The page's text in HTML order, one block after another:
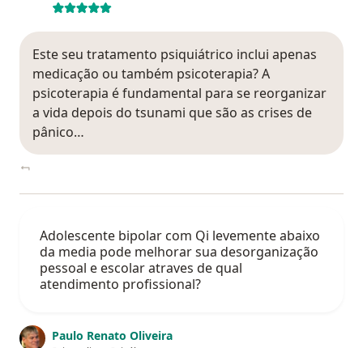
Este seu tratamento psiquiátrico inclui apenas
medicação ou também psicoterapia? A
psicoterapia é fundamental para se reorganizar
a vida depois do tsunami que são as crises de
pânico…
Adolescente bipolar com Qi levemente abaixo
da media pode melhorar sua desorganização
pessoal e escolar atraves de qual
atendimento profissional?
Paulo Renato Oliveira